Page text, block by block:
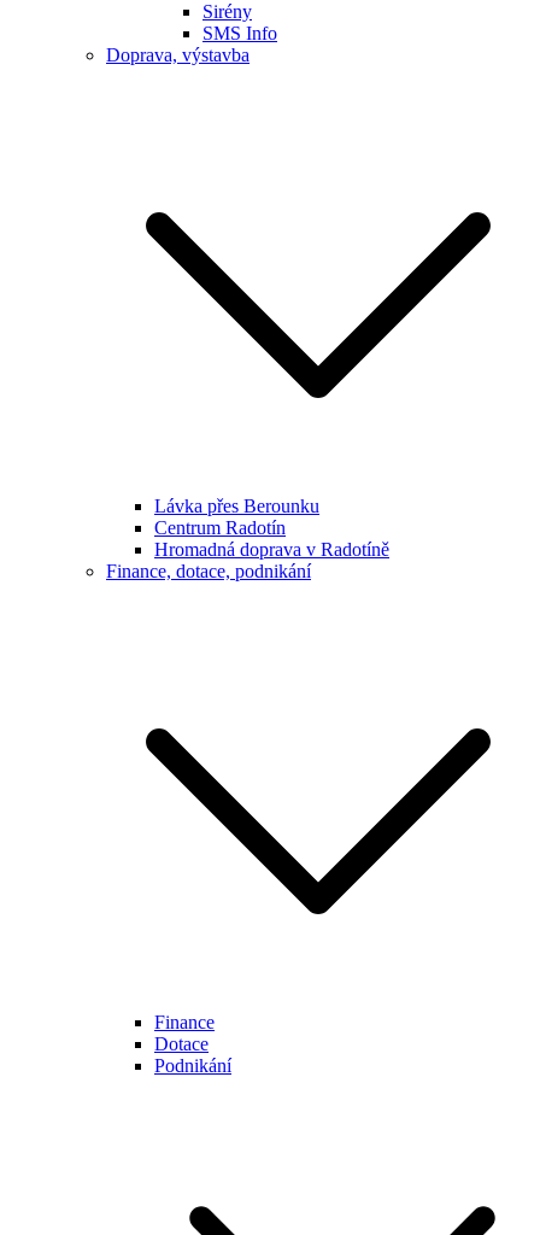
Sirény
SMS Info
Doprava, výstavba
Lávka přes Berounku
Centrum Radotín
Hromadná doprava v Radotíně
Finance, dotace, podnikání
Finance
Dotace
Podnikání